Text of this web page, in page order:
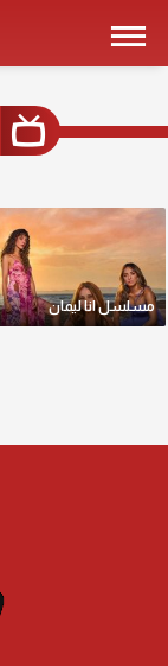
مسلسل انا ليمان